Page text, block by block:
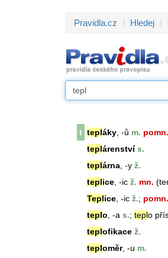
Pravidla.cz Hledej
t tepláky , -ů m. pomn.
teplárenstvís.
teplárna , -y ž.
teplice , -ic ž. mn.
Teplice , -ic ž.; pomn.
teplo , -a s.; teplo
teplofikace ž.
teploměr, -u m.